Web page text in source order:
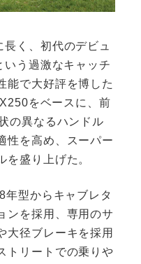
く、初代のデビュ
う過激なキャッチ
能で大好評を博した
をベースに、前
の異なるハンドル
性を高め、スーパー
を盛り上げた。
年型からキャブレタ
ンを採用、専用のサ
大径ブレーキを採用
トリートでの乗りや